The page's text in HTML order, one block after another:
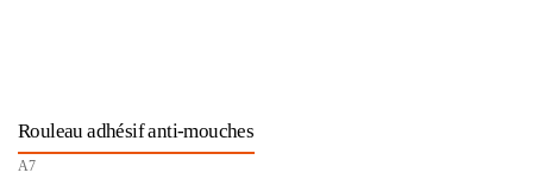
Rouleau adhésif anti-mouches
A7